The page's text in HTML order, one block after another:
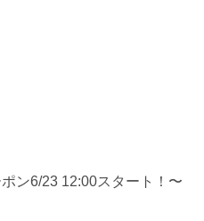
ン6/23 12:00スタート！〜